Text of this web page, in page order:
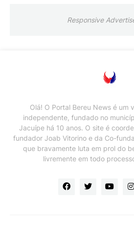
Responsive
Olá! O Portal Bereu News é um
independente, fundado no
Jacuípe há 10 anos. O site é
fundador Joab Vitorino e da Co-
que bravamente luta em prol do
livremente em todo